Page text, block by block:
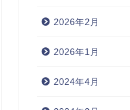
2026年2月
2026年1月
2024年4月